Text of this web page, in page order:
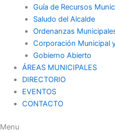
Guía de Recursos
Saludo del Alcalde
Ordenanzas
Corporación Municipal
Gobierno Abierto
ÁREAS MUNICIPALES
DIRECTORIO
EVENTOS
CONTACTO
Menu